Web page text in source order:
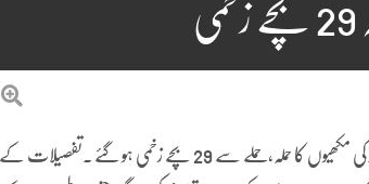
کلرسیداں (نمائندہ پنڈی پوسٹ)کلرسیداں میں واقع سکول میں زیر تعلیم بچوں پر شہد کی مکھیوں کا حملہ،حملے سے 29 بچے زخمی ہو گئے ۔تفصیلات کے